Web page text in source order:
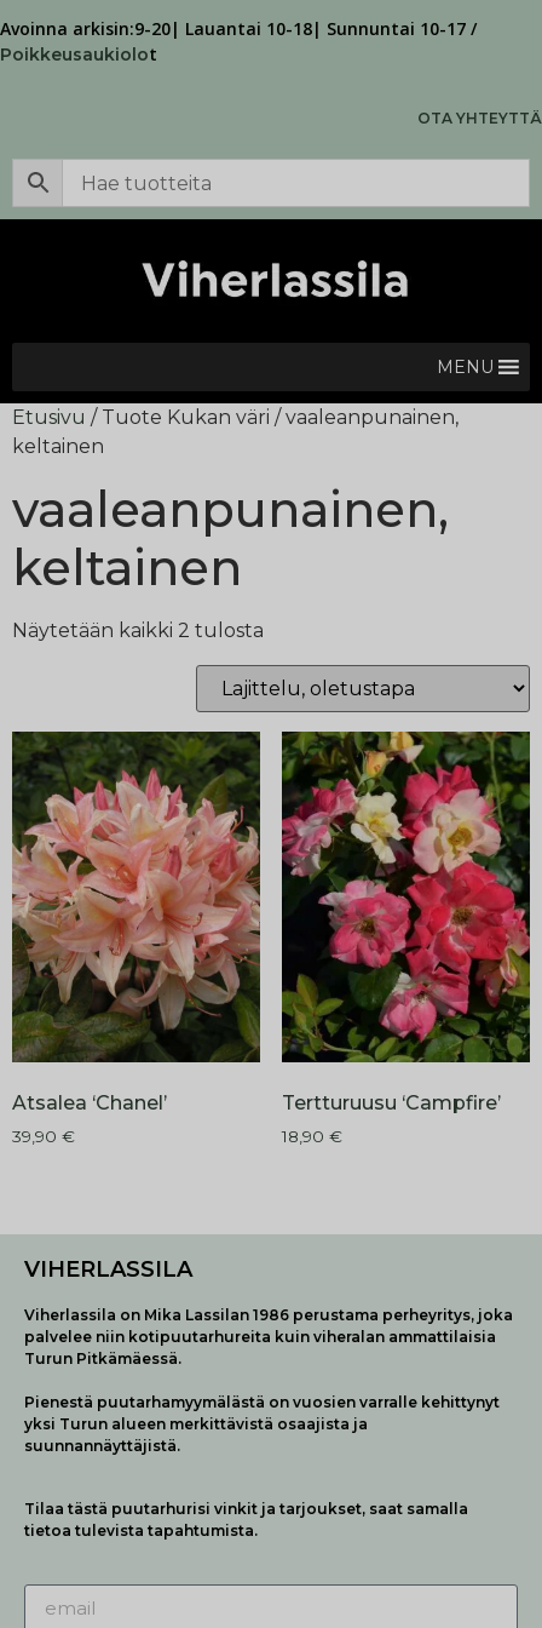
Avoinna arkisin:9-20| Lauantai 10-18| Sunnuntai 10-17 /
Poikkeusaukiolot
OTA YHTEYTTÄ
MENU
Etusivu / Tuote Kukan väri / vaaleanpunainen,
keltainen
vaaleanpunainen,
keltainen
Näytetään kaikki 2 tulosta
Atsalea ‘Chanel’
39,90 €
Tertturuusu ‘Campfire’
18,90 €
VIHERLASSILA
Viherlassila on Mika Lassilan 1986 perustama perheyritys, joka
palvelee niin kotipuutarhureita kuin viheralan ammattilaisia
Turun Pitkämäessä.
Pienestä puutarhamyymälästä on vuosien varralle kehittynyt
yksi Turun alueen merkittävistä osaajista ja
suunnannäyttäjistä.
Tilaa tästä puutarhurisi vinkit ja tarjoukset, saat samalla
tietoa tulevista tapahtumista.